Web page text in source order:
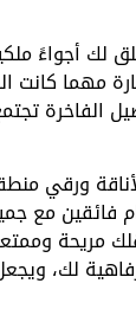
لك أجواءً
مهما كانت
الفاخرة
ورقي
فائقين مع
مريحة
لك،